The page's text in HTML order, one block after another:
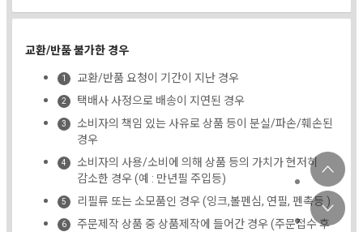
교환/반품 불가한 경우
교환/반품 요청이 기간이 지난 경우
택배사 사정으로 배송이 지연된 경우
소비자의 책임 있는 사유로 상품 등이 분실/파손/훼손된
경우
소비자의 사용/소비에 의해 상품 등의 가치가 현저히
감소한 경우 (예 : 만년필 주입등)
리필류 또는 소모품인 경우 (잉크,볼펜심, 연필, 펜촉등 )
주문제작 상품 중 상품제작에 들어간 경우 (주문접수 후